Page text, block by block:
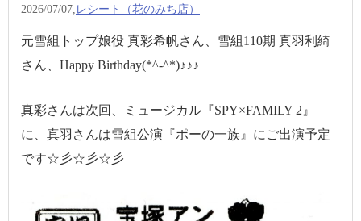
2026/07/07, レシート（花のみち店）
元雪組トップ娘役 真彩希帆さん、雪組110期 真羽利綺
さん、Happy Birthday(*^-^*)♪♪♪
真彩さんは次回、ミュージカル『SPY×FAMILY 2』
に、真羽さんは雪組公演『ポーの一族』にご出演予定
です☆彡☆彡☆彡